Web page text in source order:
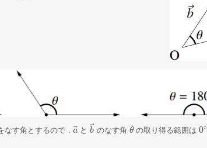
す角とするので， a
a→とb⃗
b →
のなす角 θ
θの取り得る範囲は0∘
0∘